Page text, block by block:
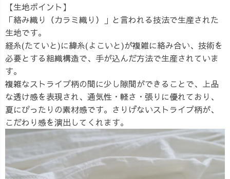
【生地ポイント】
「絡み織り（カラミ織り）」と言われる技法で生産された
生地です。
経糸(たていと)に緯糸(よこいと)が複雑に絡み合い、技術を
必要とする組織構造で、手が込んだ方法で生産されていま
す。
複雑なストライプ柄の間に少し隙間ができることで、上品
な透け感を表現され、通気性・軽さ・張りに優れており、
夏にぴったりの素材感です。さりげないストライプ柄が、
こだわり感を演出してくれます。